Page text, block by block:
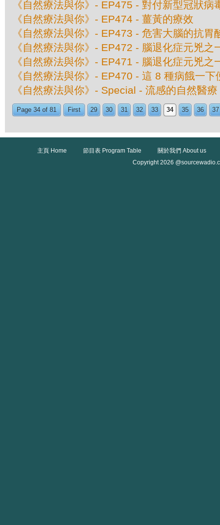
《自然療法與你》- EP475 - 對付新型冠狀病
《自然療法與你》- EP474 - 薑黃的療效
《自然療法與你》- EP473 - 危害大腦的抗胃
《自然療法與你》- EP472 - 腦退化症元兇之
《自然療法與你》- EP471 - 腦退化症元兇之
《自然療法與你》- EP470 - 這 8 種病餓一下
《自然療法與你》- Special - 流感的自然醫療
Page 34 of 81 First 29 30 31 32 33 34 35 36 37
主頁 Home 節目表 Program Table
關於我們 About us
Copyright 2026